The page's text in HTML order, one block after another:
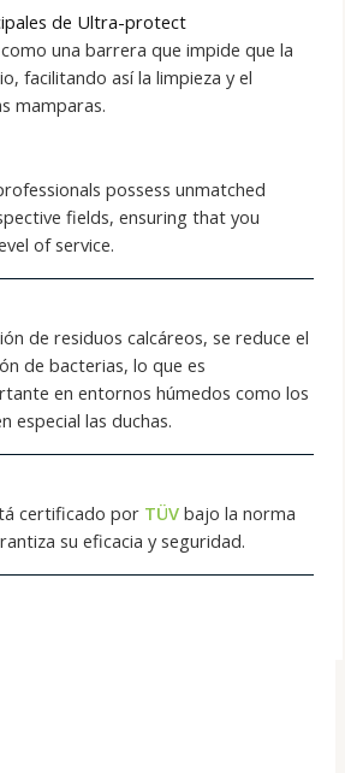
de Ultra-protect
una barrera que impide que la
facilitando así la limpieza y el
mamparas.
possess unmatched
fields, ensuring that you
of service.
de residuos calcáreos, se reduce el
de bacterias, lo que es
en entornos húmedos como los
especial las duchas.
certificado por TÜV bajo la norma
su eficacia y seguridad.